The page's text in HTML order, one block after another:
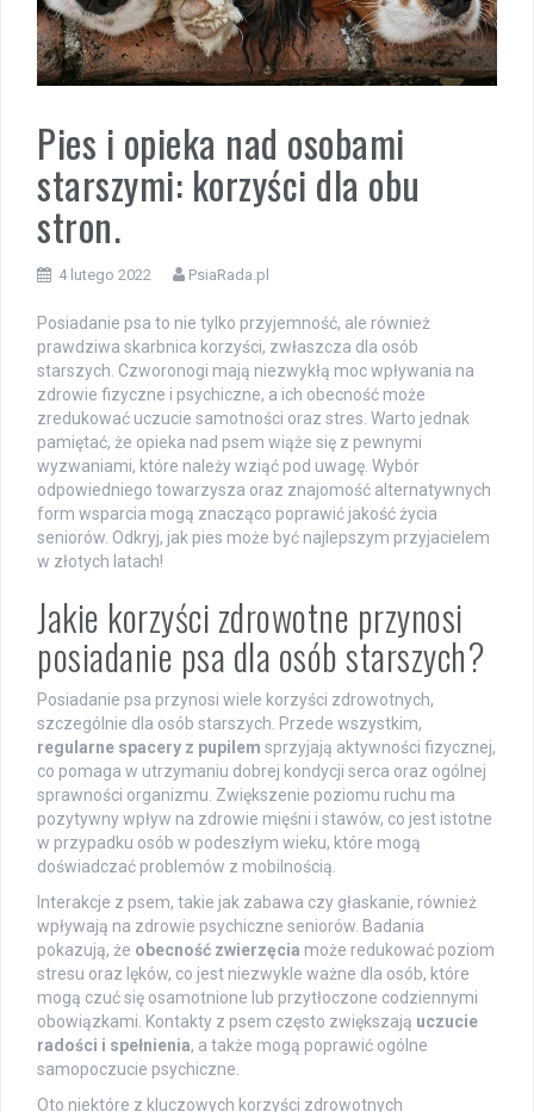
Pies i opieka nad osobami
starszymi: korzyści dla obu
stron.
4 lutego 2022 PsiaRada.pl
Posiadanie psa to nie tylko przyjemność, ale również
prawdziwa skarbnica korzyści, zwłaszcza dla osób
starszych. Czworonogi mają niezwykłą moc wpływania na
zdrowie fizyczne i psychiczne, a ich obecność może
zredukować uczucie samotności oraz stres. Warto jednak
pamiętać, że opieka nad psem wiąże się z pewnymi
wyzwaniami, które należy wziąć pod uwagę. Wybór
odpowiedniego towarzysza oraz znajomość alternatywnych
form wsparcia mogą znacząco poprawić jakość życia
seniorów. Odkryj, jak pies może być najlepszym przyjacielem
w złotych latach!
Jakie korzyści zdrowotne przynosi
posiadanie psa dla osób starszych?
Posiadanie psa przynosi wiele korzyści zdrowotnych,
szczególnie dla osób starszych. Przede wszystkim,
regularne spacery z pupilem sprzyjają aktywności fizycznej,
co pomaga w utrzymaniu dobrej kondycji serca oraz ogólnej
sprawności organizmu. Zwiększenie poziomu ruchu ma
pozytywny wpływ na zdrowie mięśni i stawów, co jest istotne
w przypadku osób w podeszłym wieku, które mogą
doświadczać problemów z mobilnością.
Interakcje z psem, takie jak zabawa czy głaskanie, również
wpływają na zdrowie psychiczne seniorów. Badania
pokazują, że obecność zwierzęcia może redukować poziom
stresu oraz lęków, co jest niezwykle ważne dla osób, które
mogą czuć się osamotnione lub przytłoczone codziennymi
obowiązkami. Kontakty z psem często zwiększają uczucie
radości i spełnienia, a także mogą poprawić ogólne
samopoczucie psychiczne.
Oto niektóre z kluczowych korzyści zdrowotnych